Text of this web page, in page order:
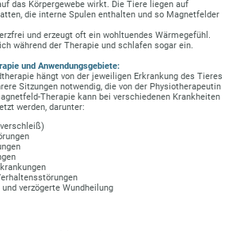
das Körpergewebe wirkt. Die Tiere liegen auf
die interne Spulen enthalten und so Magnetfelder
und erzeugt oft ein wohltuendes Wärmegefühl.
während der Therapie und schlafen sogar ein.
und Anwendungsgebiete:
hängt von der jeweiligen Erkrankung des Tieres
Sitzungen notwendig, die von der Physiotherapeutin
Therapie kann bei verschiedenen Krankheiten
werden, darunter:
verzögerte Wundheilung